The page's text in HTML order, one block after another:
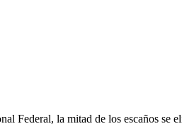
Federal, la mitad de los escaños se